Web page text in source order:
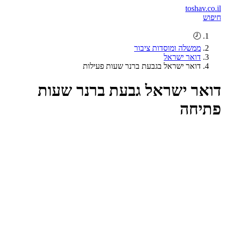
toshav.co.il
חיפוש
🕗
ממשלה ומוסדות ציבור
דואר ישראל
דואר ישראל בגבעת ברנר שעות פעילות
דואר ישראל גבעת ברנר שעות
פתיחה